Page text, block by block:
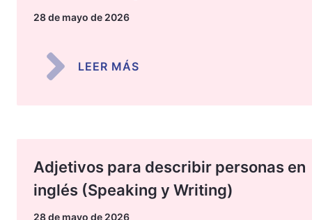
28 de mayo de 2026
LEER MÁS
Adjetivos para describir personas en
inglés (Speaking y Writing)
28 de mayo de 2026